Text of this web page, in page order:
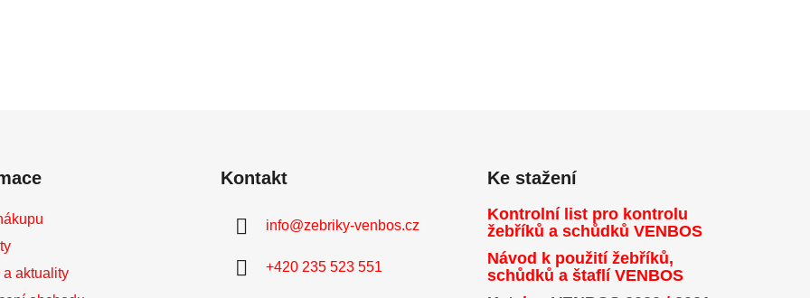
aktuality
Kontakt
info@zebriky-venbos.cz
+420 235 523 551
Ke stažení
Kontrolní list pro kontrolu
žebříků a schůdků VENBOS
Návod k použití žebříků,
schůdků a štaflí VENBOS